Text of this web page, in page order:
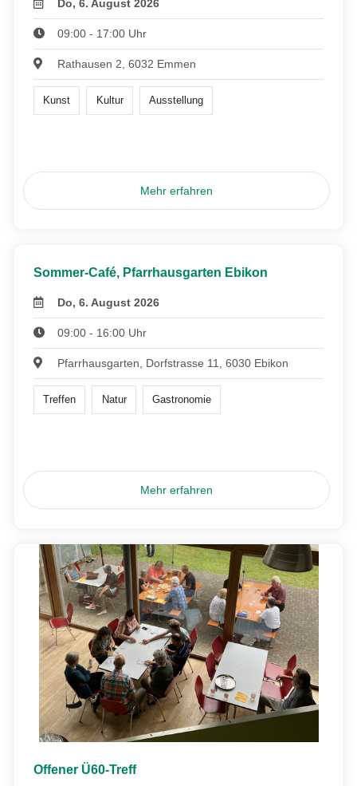
Do, 6. August 2026
09:00 - 17:00 Uhr
Rathausen 2, 6032 Emmen
Kunst Kultur Ausstellung
Mehr erfahren
Sommer-Café, Pfarrhausgarten Ebikon
Do, 6. August 2026
09:00 - 16:00 Uhr
Pfarrhausgarten, Dorfstrasse 11, 6030 Ebikon
Treffen Natur Gastronomie
Mehr erfahren
Offener Ü60-Treff